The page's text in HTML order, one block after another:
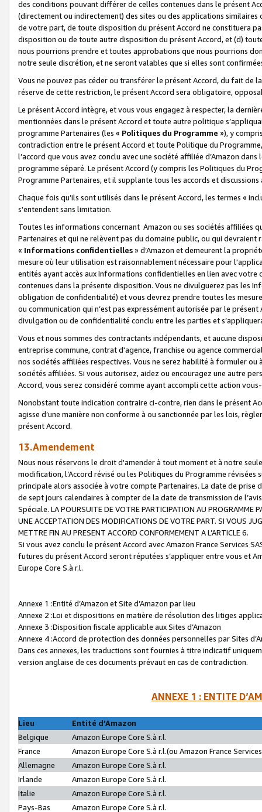
des conditions pouvant différer de celles contenues dans le présent
(directement ou indirectement) des sites ou des applications
de votre part, de toute disposition du présent Accord ne constituera
disposition ou de toute autre disposition du présent Accord, et (d)
nous pourrions prendre et toutes approbations que nous pourrions
notre seule discrétion, et ne seront valables que si elles sont
Vous ne pouvez pas céder ou transférer le présent Accord, du fait de
réserve de cette restriction, le présent Accord sera obligatoire,
Le présent Accord intègre, et vous vous engagez à respecter, la
mentionnées dans le présent Accord et toute autre politique
programme Partenaires (les « Politiques du Programme »), y
contradiction entre le présent Accord et toute Politique du
l’accord que vous avez conclu avec une société affiliée d’Amazon
programme séparé. Le présent Accord (y compris les Politiques du
Programme Partenaires, et il supplante tous les accords et discussions
Chaque fois qu’ils sont utilisés dans le présent Accord, les termes «
s'entendent sans limitation.
Toutes les informations concernant Amazon ou ses sociétés affiliées
Partenaires et qui ne relèvent pas du domaine public, ou qui
« Informations confidentielles» d’Amazon et demeurent la
mesure où leur utilisation est raisonnablement nécessaire pour
entités ayant accès aux Informations confidentielles en lien avec
contenues dans la présente disposition. Vous ne divulguerez pas les
obligation de confidentialité) et vous devrez prendre toutes les
ou communication qui n’est pas expressément autorisée par le
divulgation ou de confidentialité conclu entre les parties et
Vous et nous sommes des contractants indépendants, et aucune
entreprise commune, contrat d'agence, franchise ou agence
nos sociétés affiliées respectives. Vous ne serez habilité à formuler
sociétés affiliées. Si vous autorisez, aidez ou encouragez une autre
Accord, vous serez considéré comme ayant accompli cette action
Nonobstant toute indication contraire ci-contre, rien dans le présent
agisse d’une manière non conforme à ou sanctionnée par les lois,
présent Accord.
13.Amendement
Nous nous réservons le droit d'amender à tout moment et à notre
modification, l’Accord révisé ou les Politiques du Programme
principale alors associée à votre compte Partenaires. La date de
de sept jours calendaires à compter de la date de transmission de
Spéciale. LA POURSUITE DE VOTRE PARTICIPATION AU PROGRAMME
UNE ACCEPTATION DES MODIFICATIONS DE VOTRE PART. SI VOUS
METTRE FIN AU PRESENT ACCORD CONFORMEMENT A L’ARTICLE 6.
Si vous avez conclu le présent Accord avec Amazon France Services
futures du présent Accord seront réputées s’appliquer entre vous et
Europe Core S.à r.l.
Annexe 1 :Entité d’Amazon et Site d’Amazon par lieu
Annexe 2 :Loi et dispositions en matière de résolution des litiges
Annexe 3 :Disposition fiscale applicable aux Sites d’Amazon
Annexe 4 :Accord de protection des données personnelles par Sites
Dans ces annexes, les traductions sont fournies à titre indicatif
version anglaise de ces documents prévaut en cas de contradiction.
ANNEXE 1 : ENTITE
Lieu
Entité d’Amazon
Belgique
Amazon Europe Core S.à r.l.
France
Amazon Europe Core S.à r.l.(ou Amazon France
Allemagne
Amazon Europe Core S.à r.l.
Irlande
Amazon Europe Core S.à r.l.
Italie
Amazon Europe Core S.à r.l.
Pays-Bas
Amazon Europe Core S.à r.l.